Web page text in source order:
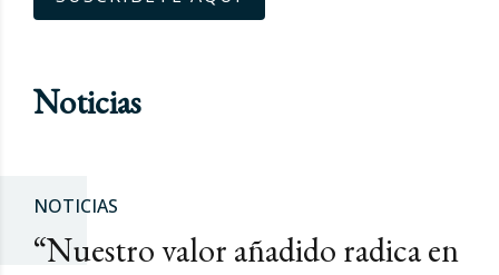
Noticias
NOTICIAS
“Nuestro valor añadido radica en